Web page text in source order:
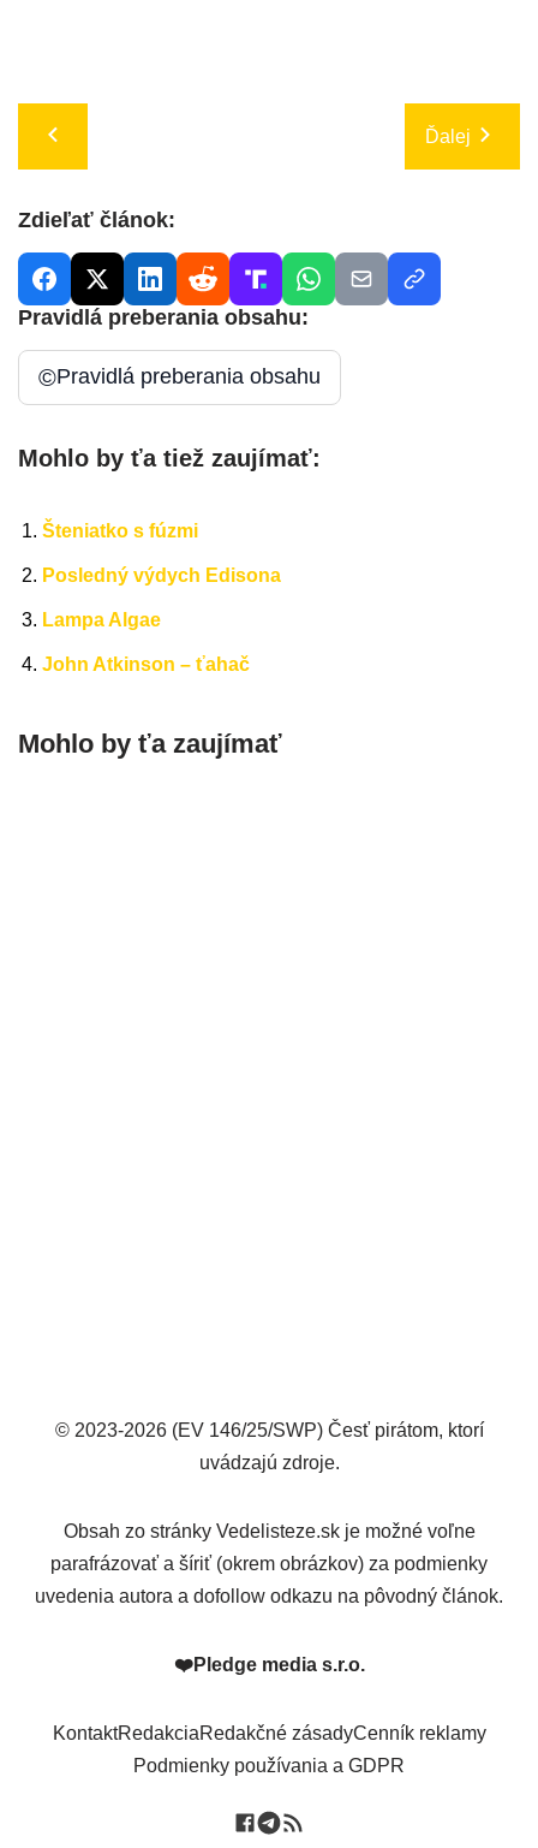
Ďalej
Zdieľať článok:
Pravidlá preberania obsahu:
©Pravidlá preberania obsahu
Mohlo by ťa tiež zaujímať:
Šteniatko s fúzmi
Posledný výdych Edisona
Lampa Algae
John Atkinson – ťahač
Mohlo by ťa zaujímať
© 2023-2026 (EV 146/25/SWP) Česť pirátom, ktorí
uvádzajú zdroje.
Obsah zo stránky Vedelisteze.sk je možné voľne
parafrázovať a šíriť (okrem obrázkov) za podmienky
uvedenia autora a dofollow odkazu na pôvodný článok.
❤️Pledge media s.r.o.
KontaktRedakciaRedakčné zásadyCenník reklamy
Podmienky používania a GDPR